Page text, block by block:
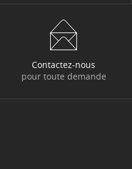
Contactez-nous
pour toute demande